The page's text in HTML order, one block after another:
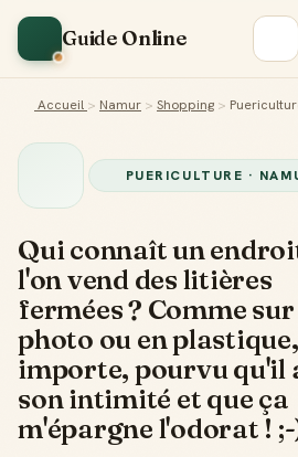
Guide Online
Accueil > Namur > Shopping >
PUERICULTURE ·
Qui connaît un
l'on vend des litières
fermées ? Comme
photo ou en
importe, pourvu qu'il
son intimité et que ça
m'épargne l'odorat !